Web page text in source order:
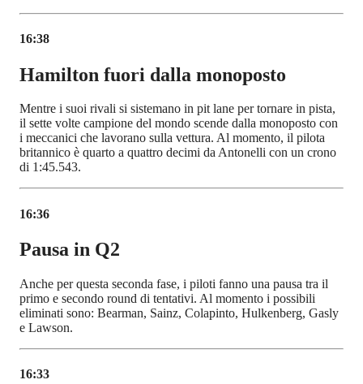
16:38
Hamilton fuori dalla monoposto
Mentre i suoi rivali si sistemano in pit lane per tornare in pista,
il sette volte campione del mondo scende dalla monoposto con
i meccanici che lavorano sulla vettura. Al momento, il pilota
britannico è quarto a quattro decimi da Antonelli con un crono
di 1:45.543.
16:36
Pausa in Q2
Anche per questa seconda fase, i piloti fanno una pausa tra il
primo e secondo round di tentativi. Al momento i possibili
eliminati sono: Bearman, Sainz, Colapinto, Hulkenberg, Gasly
e Lawson.
16:33